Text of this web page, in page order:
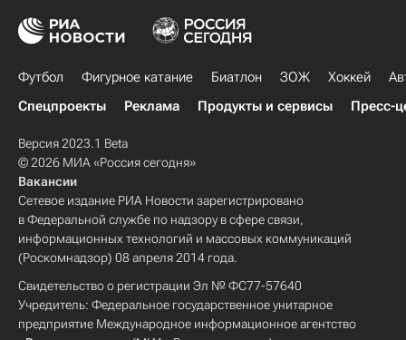
Футбол Фигурное катание Биатлон ЗОЖ Хоккей
Спецпроекты
Реклама Продукты и сервисы Пресс-
Версия 2023.1 Beta
© 2026 МИА «Россия сегодня»
Вакансии
Сетевое издание РИА Новости зарегистрировано
в Федеральной службе по надзору в сфере связи,
информационных технологий и массовых коммуникаций
(Роскомнадзор) 08 апреля 2014 года.
Свидетельство о регистрации Эл № ФС77-57640
Учредитель: Федеральное государственное унитарное
предприятие Международное информационное агентство